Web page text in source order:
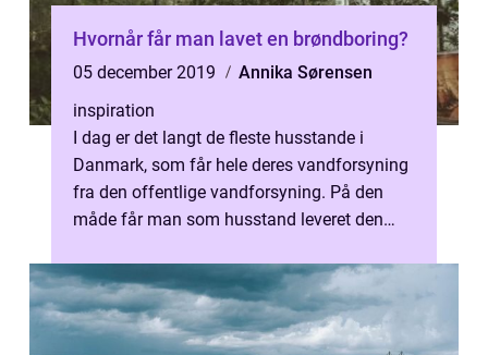
Hvornår får man lavet en brøndboring?
05 december 2019
Annika Sørensen
inspiration
I dag er det langt de fleste husstande i
Danmark, som får hele deres vandforsyning
fra den offentlige vandforsyning. På den
måde får man som husstand leveret den